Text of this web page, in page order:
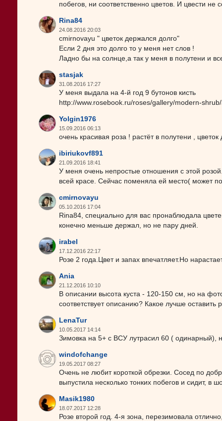
побегов, ни соответственно цветов. И цвести не
Rina84
24.08.2016 20:03
cmirnovayu " цветок держался долго"
Если 2 дня это долго то у меня нет слов !
Ладно бы на солнце,а так у меня в полутени и
stasjak
31.08.2016 17:27
У меня выдала на 4-й год 9 бутонов кисть
http://www.rosebook.ru/roses/gallery/modern-
Yolgin1976
15.09.2016 06:13
очень красивая роза ! растёт в полутени ,
ibiriukovf891
21.09.2016 18:41
У меня очень непростые отношения с этой
всей красе. Сейчас поменяла ей место( может
cmirnovayu
05.10.2016 17:04
Rina84, специально для вас пронаблюдала
конечно меньше держал, но не пару дней.
irabel
17.12.2016 22:17
Розе 2 года.Цвет и запах впечатляет.Но
Ania
21.12.2016 10:10
В описании высота куста - 120-150 см, но на
соответствует описанию? Какое лучше
LenaTur
10.05.2017 14:14
Зимовка на 5+ с ВСУ лутрасил 60 ( одинарный),
windofchange
19.05.2017 08:27
Очень не любит короткой обрезки. Сосед по
выпустила несколько тонких побегов и сидит, в
Masik1980
18.07.2017 12:28
Розе второй год. 4-я зона, перезимовала